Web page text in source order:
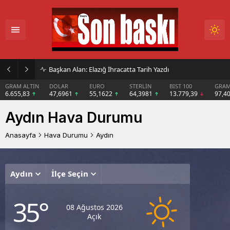
Başkan Alan: Elazığ İhracatta Tarih Yazdı
GRAM ALTIN
6.655,83
DOLAR
47,6961
EURO
55,1622
STERLİN
64,3981
BIST 100
13.779,39
Aydın Hava Durumu
Anasayfa Hava Durumu Aydın
Aydın İlçe Seçin
35°
08 Ağustos 2026
Açık